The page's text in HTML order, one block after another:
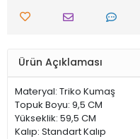
Ürün Açıklaması
Materyal: Triko Kumaş
Topuk Boyu: 9,5 CM
Yükseklik: 59,5 CM
Kalıp: Standart Kalıp